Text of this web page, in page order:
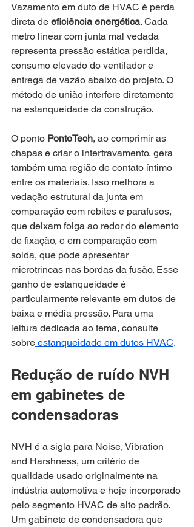
Vazamento em duto de HVAC é perda
direta de eficiência energética. Cada
metro linear com junta mal vedada
representa pressão estática perdida,
consumo elevado do ventilador e
entrega de vazão abaixo do projeto. O
método de união interfere diretamente
na estanqueidade da construção.
O ponto PontoTech, ao comprimir as
chapas e criar o intertravamento, gera
também uma região de contato íntimo
entre os materiais. Isso melhora a
vedação estrutural da junta em
comparação com rebites e parafusos,
que deixam folga ao redor do elemento
de fixação, e em comparação com
solda, que pode apresentar
microtrincas nas bordas da fusão. Esse
ganho de estanqueidade é
particularmente relevante em dutos de
baixa e média pressão. Para uma
leitura dedicada ao tema, consulte
sobre estanqueidade em dutos HVAC.
Redução de ruído NVH
em gabinetes de
condensadoras
NVH é a sigla para Noise, Vibration
and Harshness, um critério de
qualidade usado originalmente na
indústria automotiva e hoje incorporado
pelo segmento HVAC de alto padrão.
Um gabinete de condensadora que